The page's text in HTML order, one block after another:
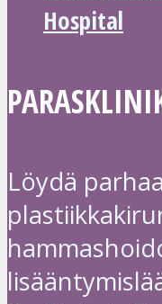
Hospital
Löydä